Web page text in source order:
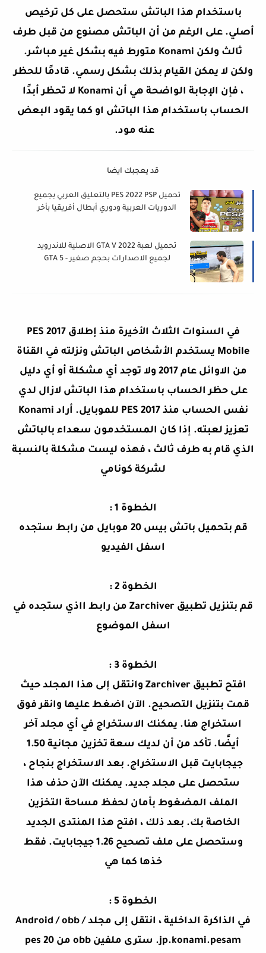
باستخدام هذا الباتش ستحصل على كل ترخيص
أصلي. على الرغم من أن الباتش مصنوع من قبل طرف
ثالث ولكن Konami متورط فيه بشكل غير مباشر.
ولكن لا يمكن القيام بذلك بشكل رسمي. قادمًا للحظر
، فإن الإجابة الواضحة هي أن Konami لا تحظر أبدًا
الحساب باستخدام هذا الباتش او كما يقود البعض
عنه مود.
قد يعجبك ايضا
تحميل PES 2022 PSP بالتعليق العربي بجميع
الدوريات العربية ودوري أبطال أفريقيا بأخر
تحميل لعبة GTA V 2022 الاصلية للاندرويد
لجميع الاصدارات بحجم صغير - GTA 5
في السنوات الثلاث الأخيرة منذ إطلاق PES 2017
Mobile يستخدم الأشخاص الباتش ونزلته في القناة
من الاوائل عام 2017 ولا توجد أي مشكلة أو أي دليل
على حظر الحساب باستخدام هذا الباتش لازال لدي
نفس الحساب منذ PES 2017 للموبايل. أراد Konami
تعزيز لعبته. إذا كان المستخدمون سعداء بالباتش
الذي قام به طرف ثالث ، فهذه ليست مشكلة بالنسبة
لشركة كونامي
الخطوة 1 :
قم بتحميل باتش بيس 20 موبايل من رابط ستجده
اسفل الفيديو
الخطوة 2 :
قم بتنزيل تطبيق Zarchiver من رابط ااذي ستجده في
اسفل الموضوع
الخطوة
افتح تطبيق Zarchiver وانتقل إلى هذا المجلد حيث
قمت بتنزيل التصحيح. الآن اضغط عليها وانقر فوق
استخراج هنا. يمكنك الاستخراج في أي مجلد آخر
أيضًا. تأكد من أن لديك سعة تخزين مجانية 1.50
جيجابايت قبل الاستخراج. بعد الاستخراج بنجاح ،
ستحصل على مجلد جديد. يمكنك الآن حذف هذا
الملف المضغوط بأمان لحفظ مساحة التخزين
الخاصة بك. بعد ذلك ، افتح هذا المنتدى الجديد
وستحصل على ملف تصحيح 1.26 جيجابايت. فقط
خذها كما هي
الخطوة 5 :
في الذاكرة الداخلية ، انتقل إلى مجلد Android / obb /
jp.konami.pesam. سترى ملفين obb من pes 20